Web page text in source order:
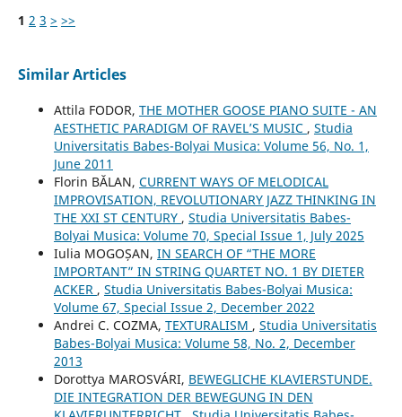
1 2 3 > >>
Similar Articles
Attila FODOR, THE MOTHER GOOSE PIANO SUITE - AN
AESTHETIC PARADIGM OF RAVEL’S MUSIC , Studia
Universitatis Babes-Bolyai Musica: Volume 56, No. 1,
June 2011
Florin BĂLAN, CURRENT WAYS OF MELODICAL
IMPROVISATION, REVOLUTIONARY JAZZ THINKING IN
THE XXI ST CENTURY , Studia Universitatis Babes-
Bolyai Musica: Volume 70, Special Issue 1, July 2025
Iulia MOGOȘAN, IN SEARCH OF “THE MORE
IMPORTANT” IN STRING QUARTET NO. 1 BY DIETER
ACKER , Studia Universitatis Babes-Bolyai Musica:
Volume 67, Special Issue 2, December 2022
Andrei C. COZMA, TEXTURALISM , Studia Universitatis
Babes-Bolyai Musica: Volume 58, No. 2, December
2013
Dorottya MAROSVÁRI, BEWEGLICHE KLAVIERSTUNDE.
DIE INTEGRATION DER BEWEGUNG IN DEN